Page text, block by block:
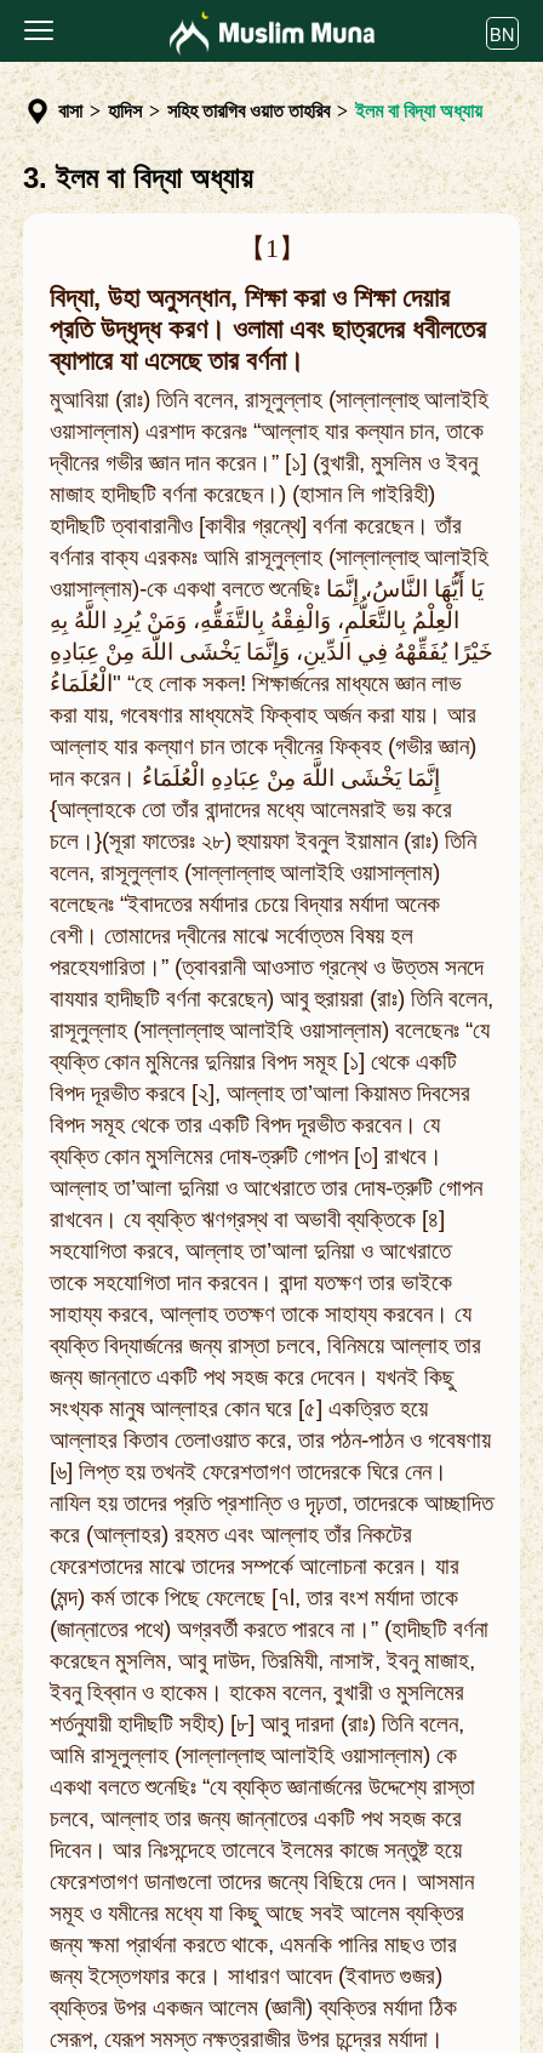
BN
বাসা > হাদিস > সহিহ তারগিব ওয়াত তাহরিব > ইলম বা বিদ্যা অধ্যায়
3. ইলম বা বিদ্যা অধ্যায়
【1】
বিদ্যা, উহা অনুসন্ধান, শিক্ষা করা ও শিক্ষা দেয়ার
প্রতি উদ্ধৃদ্ধ করণ। ওলামা এবং ছাত্রদের ধবীলতের
ব্যাপারে যা এসেছে তার বর্ণনা।
মুআবিয়া (রাঃ) তিনি বলেন, রাসূলুল্লাহ (সাল্লাল্লাহু আলাইহি
ওয়াসাল্লাম) এরশাদ করেনঃ “আল্লাহ যার কল্যান চান, তাকে
দ্বীনের গভীর জ্ঞান দান করেন।” [১] (বুখারী, মুসলিম ও ইবনু
মাজাহ হাদীছটি বর্ণনা করেছেন।) (হাসান লি গাইরিহী)
হাদীছটি ত্বাবারানীও [কাবীর গ্রন্থে] বর্ণনা করেছেন। তাঁর
বর্ণনার বাক্য এরকমঃ আমি রাসূলুল্লাহ (সাল্লাল্লাহু আলাইহি
ওয়াসাল্লাম)-কে একথা বলতে শুনেছিঃ يَا أَيُّهَا النَّاسُ، إِنَّمَا
الْعِلْمُ بِالتَّعَلُّمِ، وَالْفِقْهُ بِالتَّفَقُّهِ، وَمَنْ يُرِدِ اللَّهُ بِهِ
خَيْرًا يُفَقِّهْهُ فِي الدِّينِ، وَإِنَّمَا يَخْشَى اللَّهَ مِنْ عِبَادِهِ
الْعُلَمَاءُ" “হে লোক সকল! শিক্ষার্জনের মাধ্যমে জ্ঞান লাভ
করা যায়, গবেষণার মাধ্যমেই ফিক্বাহ অর্জন করা যায়। আর
আল্লাহ যার কল্যাণ চান তাকে দ্বীনের ফিক্বহ (গভীর জ্ঞান)
দান করেন। إِنَّمَا يَخْشَى اللَّهَ مِنْ عِبَادِهِ الْعُلَمَاءُ
{আল্লাহকে তো তাঁর বান্দাদের মধ্যে আলেমরাই ভয় করে
চলে।}(সূরা ফাতেরঃ ২৮) হুযায়ফা ইবনুল ইয়ামান (রাঃ) তিনি
বলেন, রাসূলুল্লাহ (সাল্লাল্লাহু আলাইহি ওয়াসাল্লাম)
বলেছেনঃ “ইবাদতের মর্যাদার চেয়ে বিদ্যার মর্যাদা অনেক
বেশী। তোমাদের দ্বীনের মাঝে সর্বোত্তম বিষয় হল
পরহেযগারিতা।” (ত্বাবরানী আওসাত গ্রন্থে ও উত্তম সনদে
বাযযার হাদীছটি বর্ণনা করেছেন) আবু হুরায়রা (রাঃ) তিনি বলেন,
রাসূলুল্লাহ (সাল্লাল্লাহু আলাইহি ওয়াসাল্লাম) বলেছেনঃ “যে
ব্যক্তি কোন মুমিনের দুনিয়ার বিপদ সমূহ [১] থেকে একটি
বিপদ দূরভীত করবে [২], আল্লাহ তা’আলা কিয়ামত দিবসের
বিপদ সমূহ থেকে তার একটি বিপদ দূরভীত করবেন। যে
ব্যক্তি কোন মুসলিমের দোষ-ত্রুটি গোপন [৩] রাখবে।
আল্লাহ তা’আলা দুনিয়া ও আখেরাতে তার দোষ-ত্রুটি গোপন
রাখবেন। যে ব্যক্তি ঋণগ্রস্থ বা অভাবী ব্যক্তিকে [৪]
সহযোগিতা করবে, আল্লাহ তা’আলা দুনিয়া ও আখেরাতে
তাকে সহযোগিতা দান করবেন। বান্দা যতক্ষণ তার ভাইকে
সাহায্য করবে, আল্লাহ ততক্ষণ তাকে সাহায্য করবেন। যে
ব্যক্তি বিদ্যার্জনের জন্য রাস্তা চলবে, বিনিময়ে আল্লাহ তার
জন্য জান্নাতে একটি পথ সহজ করে দেবেন। যখনই কিছু
সংখ্যক মানুষ আল্লাহর কোন ঘরে [৫] একত্রিত হয়ে
আল্লাহর কিতাব তেলাওয়াত করে, তার পঠন-পাঠন ও গবেষণায়
[৬] লিপ্ত হয় তখনই ফেরেশতাগণ তাদেরকে ঘিরে নেন।
নাযিল হয় তাদের প্রতি প্রশান্তি ও দৃঢ়তা, তাদেরকে আচ্ছাদিত
করে (আল্লাহর) রহমত এবং আল্লাহ তাঁর নিকটের
ফেরেশতাদের মাঝে তাদের সম্পর্কে আলোচনা করেন। যার
(মন্দ) কর্ম তাকে পিছে ফেলেছে [৭l, তার বংশ মর্যাদা তাকে
(জান্নাতের পথে) অগ্রবর্তী করতে পারবে না।” (হাদীছটি বর্ণনা
করেছেন মুসলিম, আবু দাউদ, তিরমিযী, নাসাঈ, ইবনু মাজাহ,
ইবনু হিব্বান ও হাকেম। হাকেম বলেন, বুখারী ও মুসলিমের
শর্তনুযায়ী হাদীছটি সহীহ) [৮] আবু দারদা (রাঃ) তিনি বলেন,
আমি রাসূলুল্লাহ (সাল্লাল্লাহু আলাইহি ওয়াসাল্লাম) কে
একথা বলতে শুনেছিঃ “যে ব্যক্তি জ্ঞানার্জনের উদ্দেশ্যে রাস্তা
চলবে, আল্লাহ তার জন্য জান্নাতের একটি পথ সহজ করে
দিবেন। আর নিঃসন্দেহে তালেবে ইলমের কাজে সন্তুষ্ট হয়ে
ফেরেশতাগণ ডানাগুলো তাদের জন্যে বিছিয়ে দেন। আসমান
সমূহ ও যমীনের মধ্যে যা কিছু আছে সবই আলেম ব্যক্তির
জন্য ক্ষমা প্রার্থনা করতে থাকে, এমনকি পানির মাছও তার
জন্য ইস্তেগফার করে। সাধারণ আবেদ (ইবাদত গুজর)
ব্যক্তির উপর একজন আলেম (জ্ঞানী) ব্যক্তির মর্যাদা ঠিক
সেরূপ, যেরূপ সমস্ত নক্ষত্ররাজীর উপর চন্দ্রের মর্যাদা।